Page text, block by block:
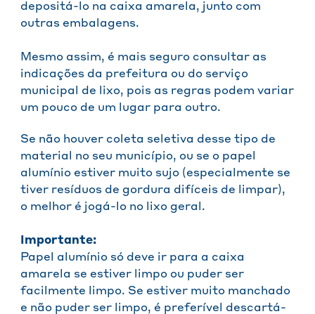
depositá-lo na caixa amarela, junto com
outras embalagens.
Mesmo assim, é mais seguro consultar as
indicações da prefeitura ou do serviço
municipal de lixo, pois as regras podem variar
um pouco de um lugar para outro.
Se não houver coleta seletiva desse tipo de
material no seu município, ou se o papel
alumínio estiver muito sujo (especialmente se
tiver resíduos de gordura difíceis de limpar),
o melhor é jogá-lo no lixo geral.
Importante:
Papel alumínio só deve ir para a caixa
amarela se estiver limpo ou puder ser
facilmente limpo. Se estiver muito manchado
e não puder ser limpo, é preferível descartá-